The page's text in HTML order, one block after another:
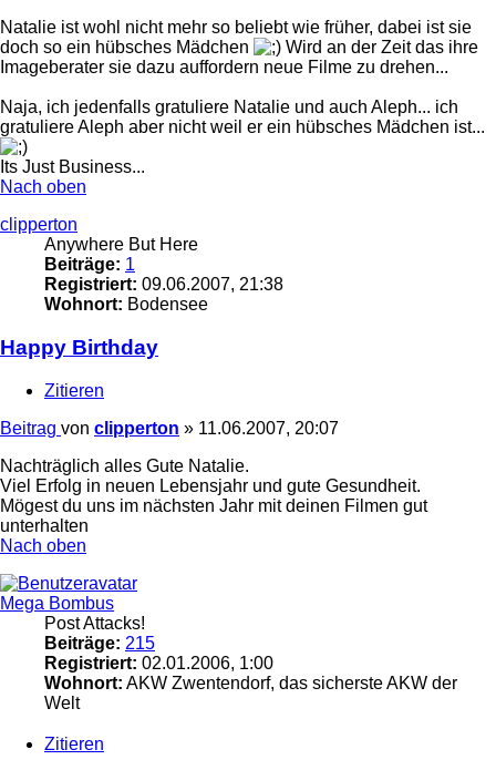
Natalie ist wohl nicht mehr so beliebt wie früher, dabei ist sie
doch so ein hübsches Mädchen
Wird an der Zeit das ihre
Imageberater sie dazu auffordern neue Filme zu drehen...
Naja, ich jedenfalls gratuliere Natalie und auch Aleph... ich
gratuliere Aleph aber nicht weil er ein hübsches Mädchen ist...
Its Just Business...
Nach oben
clipperton
Anywhere But Here
Beiträge: 1
Registriert: 09.06.2007, 21:38
Wohnort: Bodensee
Happy Birthday
Zitieren
Beitrag von clipperton » 11.06.2007, 20:07
Nachträglich alles Gute Natalie.
Viel Erfolg in neuen Lebensjahr und gute Gesundheit.
Mögest du uns im nächsten Jahr mit deinen Filmen gut
unterhalten
Nach oben
Mega Bombus
Post Attacks!
Beiträge: 215
Registriert: 02.01.2006, 1:00
Wohnort: AKW Zwentendorf, das sicherste AKW der
Welt
Zitieren